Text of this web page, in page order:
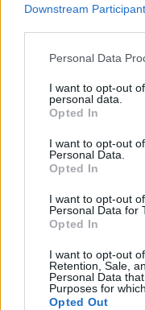
Downstream
Please note that this
not limited to your visit
grant or deny consent
use your data for
consent section.
Personal Data
I want to opt-out
personal data.
Opted In
I want to opt-out
Personal Data.
Opted In
I want to opt-out
Personal Data for
Opted In
I want to opt-out
Retention, Sale,
Personal Data
Purposes for
Opted Out
Mario Malu
Paolo Pinna
Martina
I nostri cari